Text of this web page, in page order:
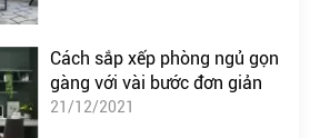
Cách sắp xếp phòng ngủ gọn
gàng với vài bước đơn giản
21/12/2021